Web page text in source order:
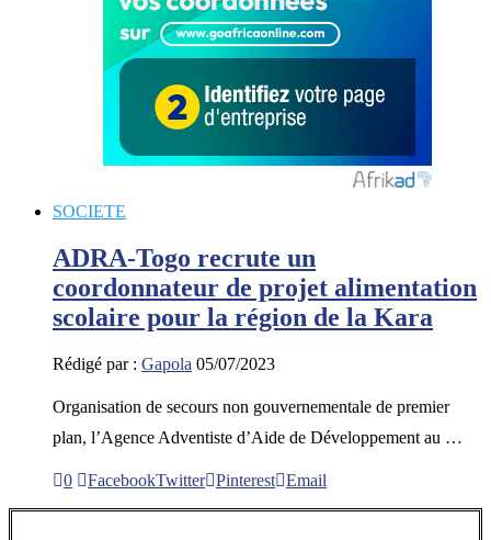
SOCIETE
ADRA-Togo recrute un
coordonnateur de projet alimentation
scolaire pour la région de la Kara
Rédigé par : Gapola 05/07/2023
Organisation de secours non gouvernementale de premier
plan, l’Agence Adventiste d’Aide de Développement au …
0 FacebookTwitter Pinterest Email